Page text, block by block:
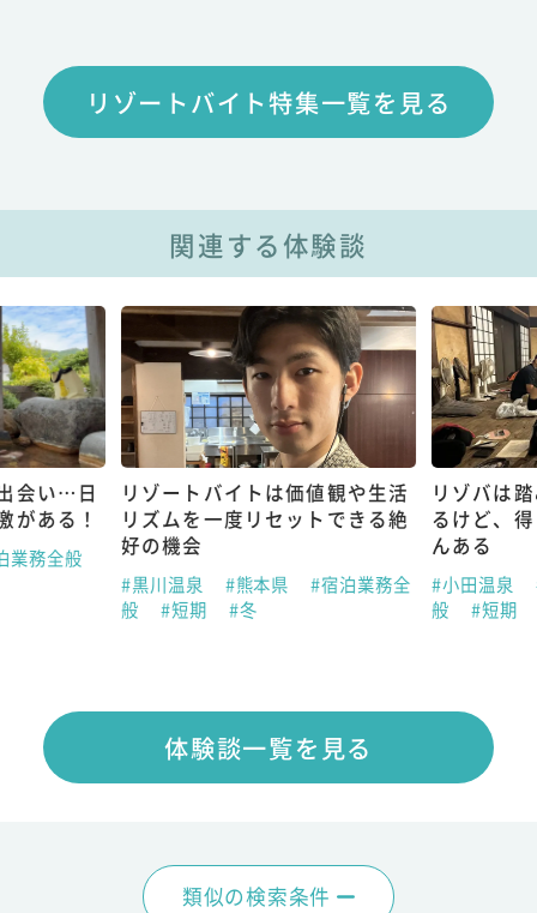
リゾートバイト特集一覧を見る
関連する体験談
会い…日
がある！
業務全般
リゾートバイトは価値観や生活
リズムを一度リセットできる絶
好の機会
#黒川温泉 #熊本県
#宿泊業務全
般
#短期 #冬
リゾバは
るけど、
んある
#小田温泉
般
#短期
体験談一覧を見る
類似の検索条件